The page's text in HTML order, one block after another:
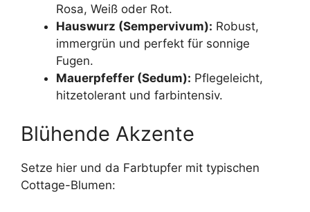
Rosa, Weiß oder Rot.
Hauswurz (Sempervivum): Robust,
immergrün und perfekt für sonnige
Fugen.
Mauerpfeffer (Sedum): Pflegeleicht,
hitzetolerant und farbintensiv.
Blühende Akzente
Setze hier und da Farbtupfer mit typischen
Cottage-Blumen: